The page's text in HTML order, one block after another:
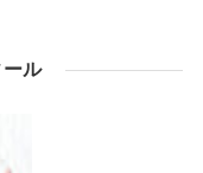
ル